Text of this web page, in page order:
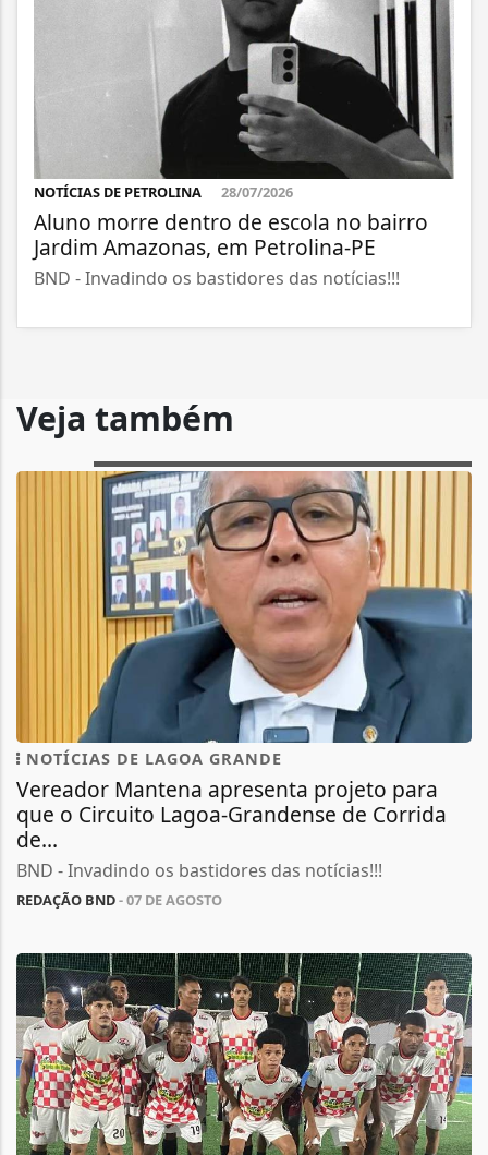
NOTÍCIAS DE PETROLINA 28/07/2026
Aluno morre dentro de escola no bairro
Jardim Amazonas, em Petrolina-PE
BND - Invadindo os bastidores das notícias!!!
Veja também
NOTÍCIAS DE LAGOA GRANDE
Vereador Mantena apresenta projeto para
que o Circuito Lagoa-Grandense de Corrida
de...
BND - Invadindo os bastidores das notícias!!!
REDAÇÃO BND- 07 DE AGOSTO